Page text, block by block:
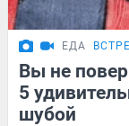
ЕДА
Вы не
5
шубой